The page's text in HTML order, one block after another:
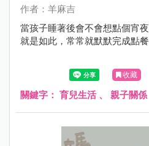
作者：羊麻吉
當孩子睡著後會不會想點個宵
就是如此，常常就默默完成點餐
收藏
關鍵字： 育兒生活、 親子關係